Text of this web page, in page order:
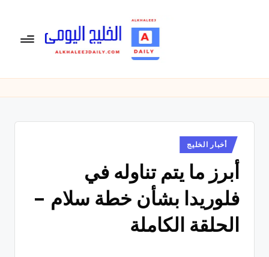
خ
يو
م
ى
متابعة
,
الرياضية
والسياسية
والاقتصادية.
نُشر
في
أخبار الخليج
أبرز ما يتم تناوله في
فلوريدا بشأن خطة سلام –
الحلقة الكاملة